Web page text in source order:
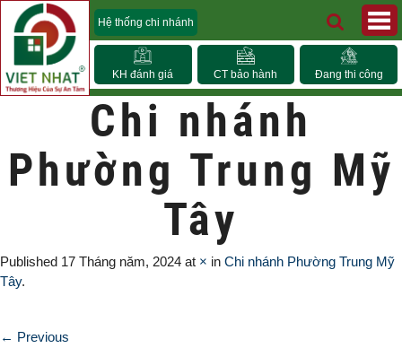
Hệ thống chi nhánh
KH đánh giá CT bảo hành Đang thi công
Chi nhánh
Phường Trung Mỹ
Tây
Published 17 Tháng năm, 2024 at × in Chi nhánh Phường Trung Mỹ
Tây.
← Previous